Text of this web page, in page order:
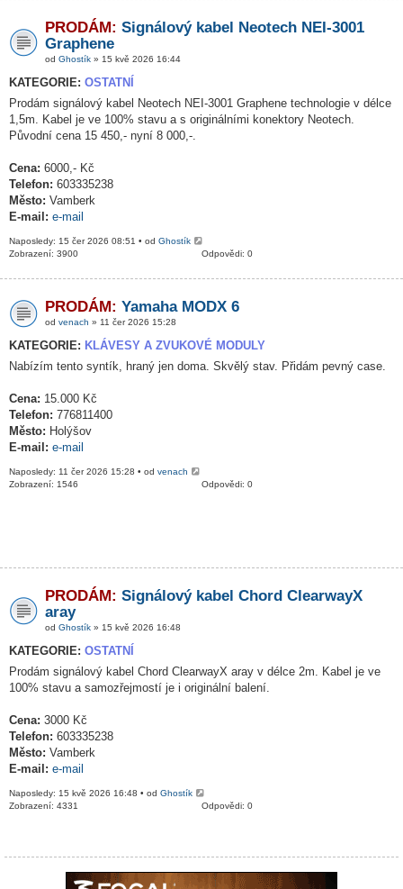
PRODÁM: Signálový kabel Neotech NEI-3001
Graphene
od Ghostík » 15 kvě 2026 16:44
KATEGORIE: OSTATNÍ
Prodám signálový kabel Neotech NEI-3001 Graphene technologie v délce
1,5m. Kabel je ve 100% stavu a s originálními konektory Neotech.
Původní cena 15 450,- nyní 8 000,-.
Cena: 6000,- Kč
Telefon: 603335238
Město: Vamberk
E-mail: e-mail
Naposledy: 15 čer 2026 08:51 • od Ghostík
Odpovědi: 0
Zobrazení: 3900
PRODÁM: Yamaha MODX 6
od venach » 11 čer 2026 15:28
KATEGORIE: KLÁVESY A ZVUKOVÉ MODULY
Nabízím tento syntík, hraný jen doma. Skvělý stav. Přidám pevný case.
Cena: 15.000 Kč
Telefon: 776811400
Město: Holýšov
E-mail: e-mail
Naposledy: 11 čer 2026 15:28 • od venach
Odpovědi: 0
Zobrazení: 1546
PRODÁM: Signálový kabel Chord ClearwayX
aray
od Ghostík » 15 kvě 2026 16:48
KATEGORIE: OSTATNÍ
Prodám signálový kabel Chord ClearwayX aray v délce 2m. Kabel je ve
100% stavu a samozřejmostí je i originální balení.
Cena: 3000 Kč
Telefon: 603335238
Město: Vamberk
E-mail: e-mail
Naposledy: 15 kvě 2026 16:48 • od Ghostík
Odpovědi: 0
Zobrazení: 4331